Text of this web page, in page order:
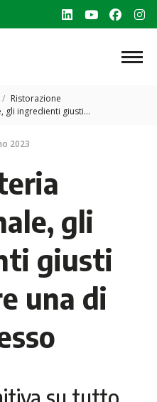
LinkedinYouTube
opensopens
Ristorazione
gli ingredienti giusti…
2023
gli
giusti
una di